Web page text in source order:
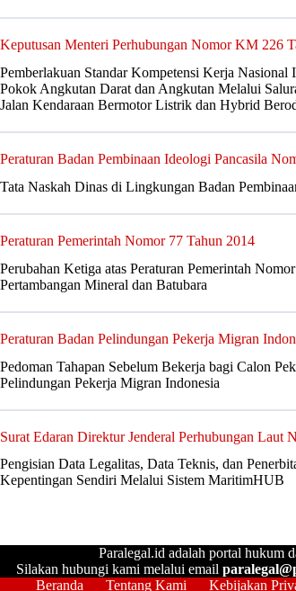
Keputusan Menteri Perhubungan Nomor KM 226
Pemberlakuan Standar Kompetensi Kerja
Pokok Angkutan Darat dan Angkutan Melalui
Jalan Kendaraan Bermotor Listrik dan Hybrid
Peraturan Badan Pembinaan Ideologi Pancasila
Tata Naskah Dinas di Lingkungan Badan
Peraturan Pemerintah Nomor 77 Tahun 2014
Perubahan Ketiga atas Peraturan Pemerintah
Pertambangan Mineral dan Batubara
Peraturan Badan Pelindungan Pekerja Migran
Pedoman Tahapan Sebelum Bekerja bagi Calon
Pelindungan Pekerja Migran Indonesia
Surat Edaran Direktur Jenderal Perhubungan
Pengisian Data Legalitas, Data Teknis, dan
Kepentingan Sendiri Melalui Sistem MaritimHUB
Paralegal.id adalah portal hukum
Silakan hubungi kami melalui email
Beranda
Tentang Kami Kebijakan